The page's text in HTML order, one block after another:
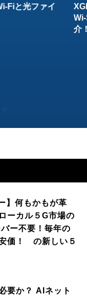
Fiと光ファイ
介
】何もかもが革
ーカル５G市場の
ー不要！毎年の
価！ の新しい５
要か？ AIネット